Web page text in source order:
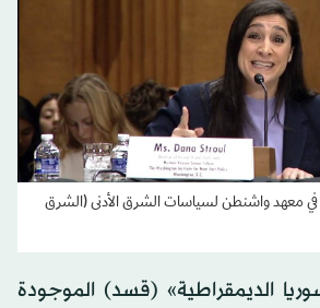
في معهد واشنطن لسياسات الشرق الأدنى (الشرق
الديمقراطية» (قسد) الموجودة